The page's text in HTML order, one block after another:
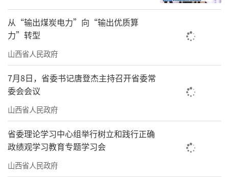
卢东亮来到山西大学附属中学看望慰问一
线教师代表，了解办学历史、课程安排和师资
队伍建设等情况，肯定学校教育教学成果，希
望广大教师增强为党育人、为国育才的责任感
使命感，落实立德树人根本任务，立足课堂教
从“输出煤炭电力”向“输出优质算
力”转型
山西省人民政府
7月8日，省委书记唐登杰主持召开省委常
委会会议
山西省人民政府
省委理论学习中心组举行树立和践行正确
政绩观学习教育专题学习会
山西省人民政府